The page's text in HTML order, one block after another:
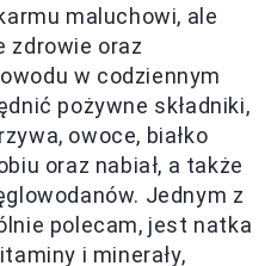
maluchowi, ale
zdrowie oraz
w codziennym
pożywne składniki,
owoce, białko
oraz nabiał, a także
Jednym z
polecam, jest natka
i minerały,